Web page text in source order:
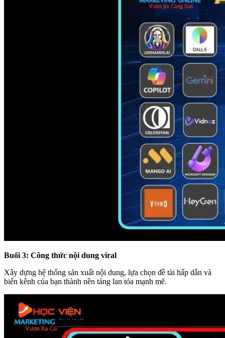
Buổi 3: Công thức nội dung viral
Xây dựng hệ thống sản xuất nội dung, lựa chọn đề tài hấp dẫn và
biến kênh của bạn thành nền tảng lan tỏa mạnh mẽ.